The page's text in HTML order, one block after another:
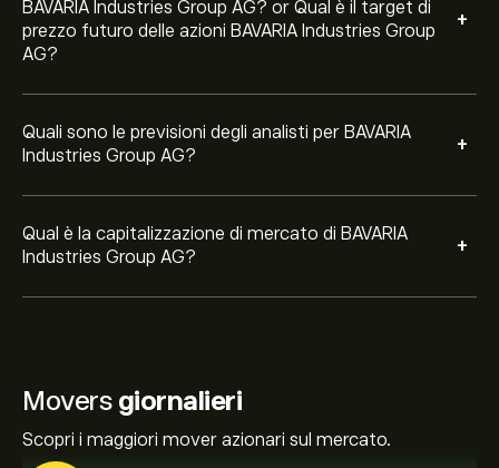
BAVARIA Industries Group AG? or Qual è il target di
prezzo futuro delle azioni BAVARIA Industries Group
AG?
+
Quali sono le previsioni degli analisti per BAVARIA
Industries Group AG?
+
Qual è la capitalizzazione di mercato di BAVARIA
Industries Group AG?
+
Movers giornalieri
Scopri i maggiori mover azionari sul mercato.